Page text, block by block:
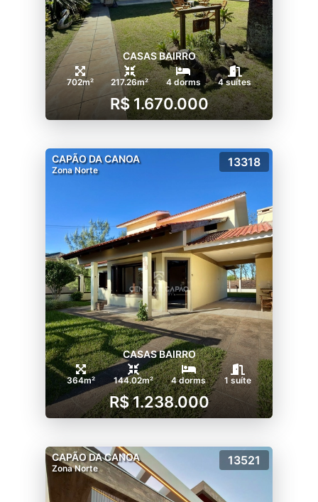
CASAS BAIRRO
702m² 217.26m² 4 dorms 4 suítes
R$ 1.670.000
CAPÃO DA CANOA
Zona Norte
13318
CASAS BAIRRO
364m² 144.02m² 4 dorms 1 suíte
R$ 1.238.000
CAPÃO DA CANOA
Zona Norte
13521